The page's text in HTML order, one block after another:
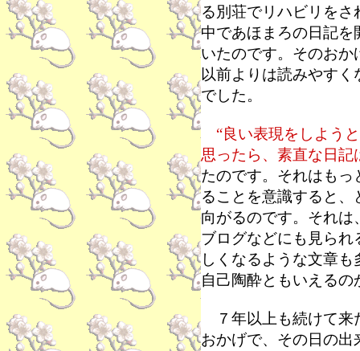
る別荘でリハビリをさ
中であほまろの日記を
いたのです。そのおか
以前よりは読みやす
でした。
“良い表現をしよう
思ったら、素直な日記
たのです。それはもっ
ることを意識すると、
向がるのです。それは
ブログなどにも見られ
しくなるような文章も
自己陶酔ともいえるの
７年以上も続けて来
おかげで、その日の出